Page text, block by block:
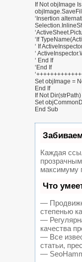
If Not objImage
‘Insertion
‘If
‘ If
‘
‘ End If
‘End If
Set objImage =
End If
If Not
Set
End Sub
Каждая
максимуму
Что
—
степенью
—
качества
— Все
статьи,
—